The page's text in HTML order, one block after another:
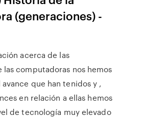
(generaciones) -
acerca de las
computadoras nos hemos
que han tenidos y ,
en relación a ellas hemos
de tecnología muy elevado